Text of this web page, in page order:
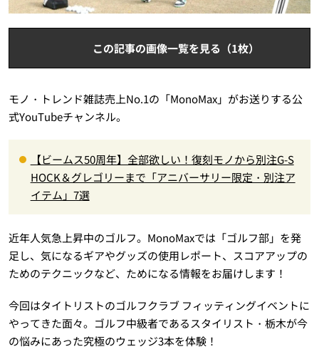
この記事の画像一覧を見る（1枚）
モノ・トレンド雑誌売上No.1の「MonoMax」がお送りする公
式YouTubeチャンネル。
【ビームス50周年】全部欲しい！復刻モノから別注G-S
HOCK＆グレゴリーまで「アニバーサリー限定・別注ア
イテム」7選
近年人気急上昇中のゴルフ。MonoMaxでは「ゴルフ部」を発
足し、気になるギアやグッズの使用レポート、スコアアップの
ためのテクニックなど、ためになる情報をお届けします！
今回はタイトリストのゴルフクラブ フィッティングイベントに
やってきた面々。ゴルフ中級者であるスタイリスト・栃木が今
の悩みにあった究極のウェッジ3本を体験！